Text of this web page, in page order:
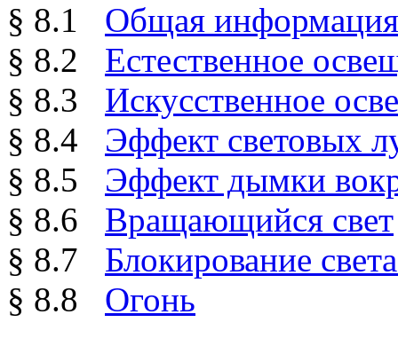
§ 8.1 Общая информация
§ 8.2 Естественное
§ 8.3 Искусственное
§ 8.4 Эффект световых
§ 8.5 Эффект дымки
§ 8.6 Вращающийся свет
§ 8.7 Блокирование
§ 8.8 Огонь